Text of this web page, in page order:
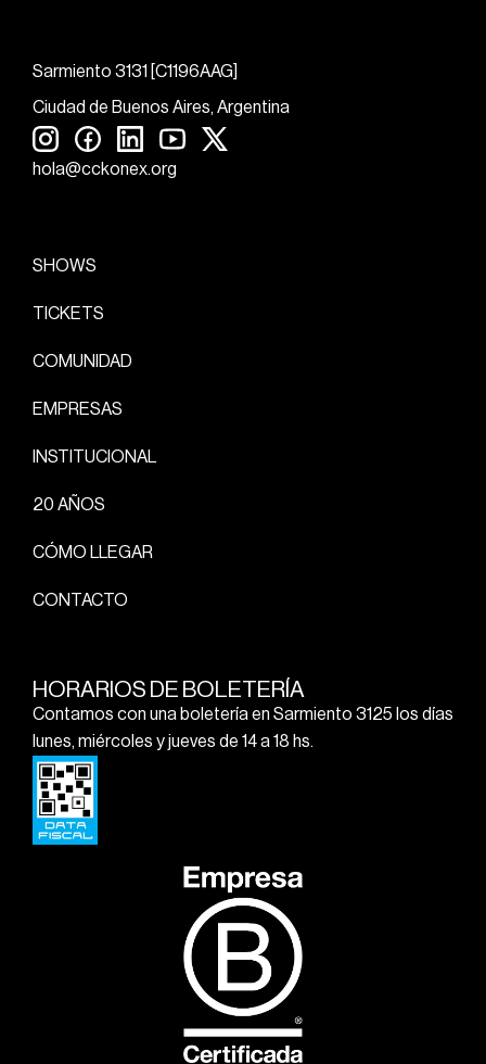
Sarmiento 3131 [C1196AAG]
Ciudad de Buenos Aires, Argentina
hola@cckonex.org
SHOWS
TICKETS
COMUNIDAD
EMPRESAS
INSTITUCIONAL
20 AÑOS
CÓMO LLEGAR
CONTACTO
HORARIOS DE BOLETERÍA
Contamos con una boletería en Sarmiento 3125 los días
lunes, miércoles y jueves de 14 a 18 hs.